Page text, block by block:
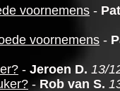
voornemens -
voornemens -
- Jeroen D. 13/
- Rob van S.